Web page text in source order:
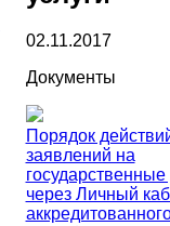
02.11.2017
Документы
Порядок
заявлений на
государственные
через Личный